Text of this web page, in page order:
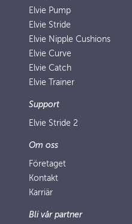
Elvie Pump
Elvie Stride
Elvie Nipple Cushions
Elvie Curve
Elvie Catch
Elvie Trainer
Support
Elvie Stride 2
Om oss
Företaget
Kontakt
Karriär
Bli vår partner